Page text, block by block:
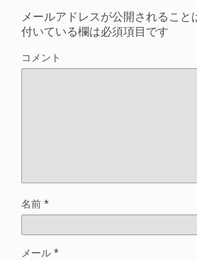
メールアドレスが公開されること
付いている欄は必須項目です
コメント
名前 *
メール *